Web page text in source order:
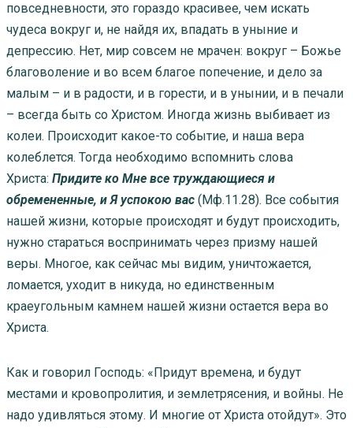
повседневности, это гораздо красивее, чем искать
чудеса вокруг и, не найдя их, впадать в уныние и
депрессию. Нет, мир совсем не мрачен: вокруг – Божье
благоволение и во всем благое попечение, и дело за
малым – и в радости, и в горести, и в унынии, и в печали
– всегда быть со Христом. Иногда жизнь выбивает из
колеи. Происходит какое-то событие, и наша вера
колеблется. Тогда необходимо вспомнить слова
Христа: Придите ко Мне все труждающиеся и
обремененные, и Я успокою вас(Мф.11.28). Все события
нашей жизни, которые происходят и будут происходить,
нужно стараться воспринимать через призму нашей
веры. Многое, как сейчас мы видим, уничтожается,
ломается, уходит в никуда, но единственным
краеугольным камнем нашей жизни остается вера во
Христа.
Как и говорил Господь: «Придут времена, и будут
местами и кровопролития, и землетрясения, и войны. Не
надо удивляться этому. И многие от Христа отойдут». Это